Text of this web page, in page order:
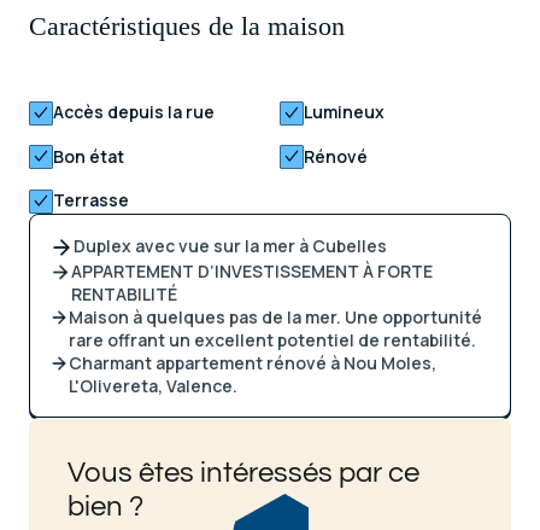
Caractéristiques de la maison
Accès depuis la rue
Lumineux
Bon état
Rénové
Terrasse
Duplex avec vue sur la mer à Cubelles
APPARTEMENT D’INVESTISSEMENT À FORTE
RENTABILITÉ
Maison à quelques pas de la mer. Une opportunité
rare offrant un excellent potentiel de rentabilité.
Charmant appartement rénové à Nou Moles,
L'Olivereta, Valence.
Vous êtes intéressés par ce
bien ?